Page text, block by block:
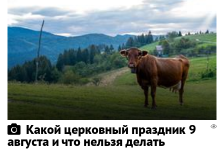
Какой церковный праздник 9
августа и что нельзя делать